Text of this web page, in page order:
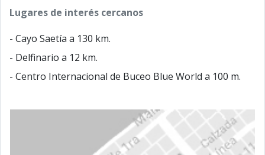
Lugares de interés cercanos
- Cayo Saetía a 130 km.
- Delfinario a 12 km.
- Centro Internacional de Buceo Blue World a 100 m.